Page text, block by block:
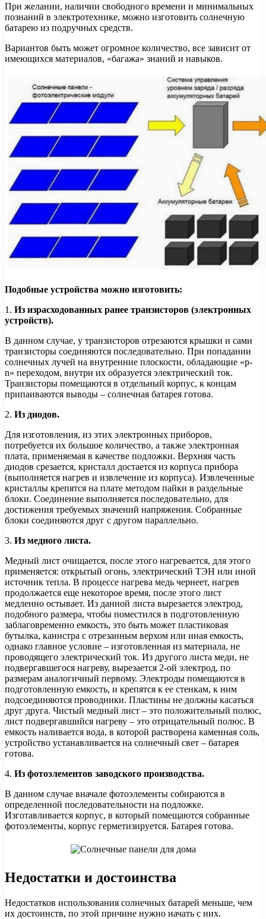
При желании, наличии свободного времени и минимальных
познаний в электротехнике, можно изготовить солнечную
батарею из подручных средств.
Вариантов быть может огромное количество, все зависит от
имеющихся материалов, «багажа» знаний и навыков.
Подобные устройства можно изготовить:
1. Из израсходованных ранее транзисторов (электронных
устройств).
В данном случае, у транзисторов отрезаются крышки и сами
транзисторы соединяются последовательно. При попадании
солнечных лучей на внутренние плоскости, обладающие «p-
n» переходом, внутри их образуется электрический ток.
Транзисторы помещаются в отдельный корпус, к концам
припаиваются выводы – солнечная батарея готова.
2. Из диодов.
Для изготовления, из этих электронных приборов,
потребуется их большое количество, а также электронная
плата, применяемая в качестве подложки. Верхняя часть
диодов срезается, кристалл достается из корпуса прибора
(выполняется нагрев и извлечение из корпуса). Извлеченные
кристаллы крепятся на плате методом пайки в раздельные
блоки. Соединение выполняется последовательно, для
достижения требуемых значений напряжения. Собранные
блоки соединяются друг с другом параллельно.
3. Из медного листа.
Медный лист очищается, после этого нагревается, для этого
применяется: открытый огонь, электрический ТЭН или иной
источник тепла. В процессе нагрева медь чернеет, нагрев
продолжается еще некоторое время, после этого лист
медленно остывает. Из данной листа вырезается электрод,
подобного размера, чтобы поместился в подготовленную
заблаговременно емкость, это быть может пластиковая
бутылка, канистра с отрезанным верхом или иная емкость,
однако главное условие – изготовленная из материала, не
проводящего электрический ток. Из другого листа меди, не
подвергавшегося нагреву, вырезается 2-ой электрод, по
размерам аналогичный первому. Электроды помещаются в
подготовленную емкость, и крепятся к ее стенкам, к ним
подсоединяются проводники. Пластины не должны касаться
друг друга. Чистый медный лист – это положительный полюс,
лист подвергавшийся нагреву – это отрицательный полюс. В
емкость наливается вода, в которой растворена каменная соль,
устройство устанавливается на солнечный свет – батарея
готова.
4. Из фотоэлементов заводского производства.
В данном случае вначале фотоэлементы собираются в
определенной последовательности на подложке.
Изготавливается корпус, в который помещаются собранные
фотоэлементы, корпус герметизируется. Батарея готова.
Недостатки и достоинства
Недостатков использования солнечных батарей меньше, чем
их достоинств, по этой причине нужно начать с них.